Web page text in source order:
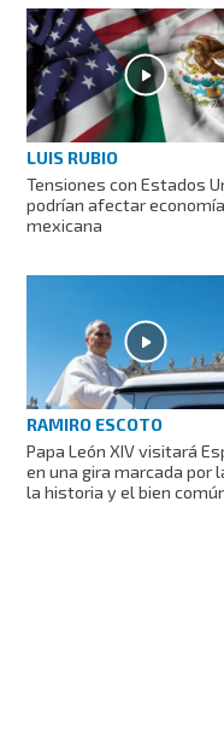
LUIS RUBIO
Tensiones con Estados
podrían afectar economía
mexicana
RAMIRO ESCOTO
Papa León XIV visitará
en una gira marcada por
la historia y el bien